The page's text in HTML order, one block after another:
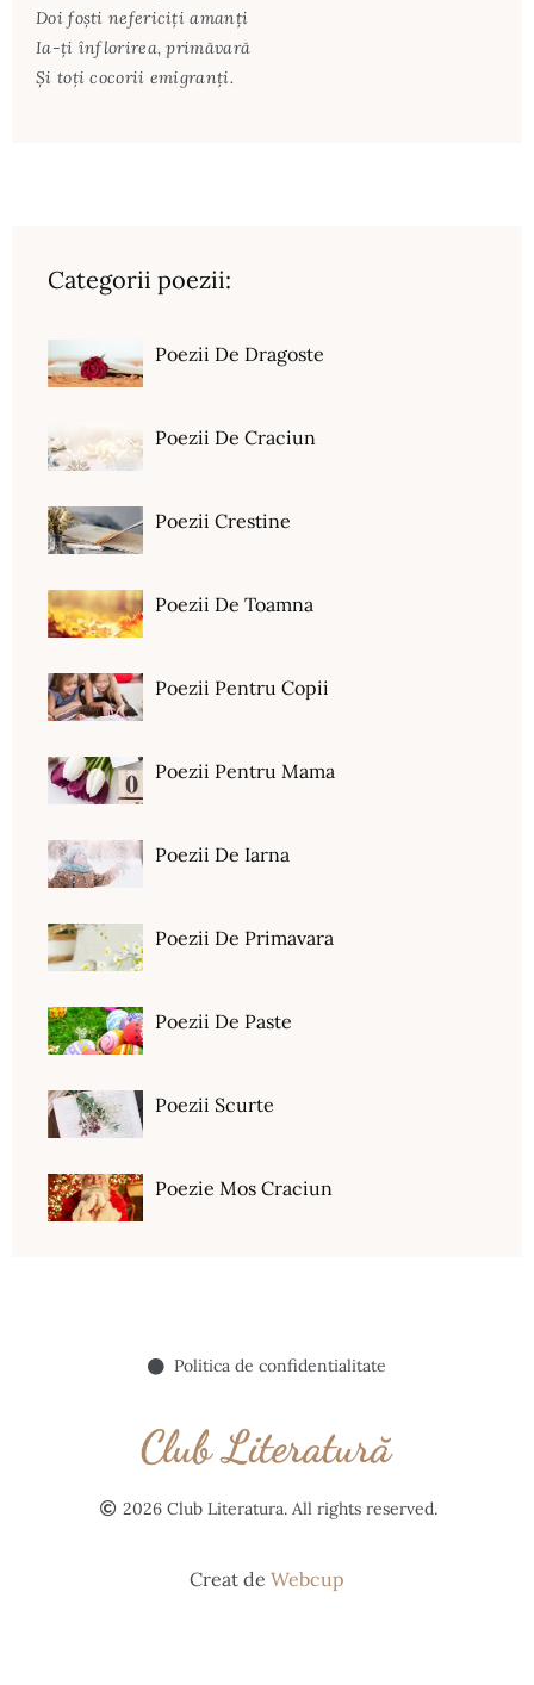
Doi foşti nefericiţi amanţi
Ia-ţi înflorirea, primăvară
Şi toţi cocorii emigranţi.
Categorii poezii:
Poezii De Dragoste
Poezii De Craciun
Poezii Crestine
Poezii De Toamna
Poezii Pentru Copii
Poezii Pentru Mama
Poezii De Iarna
Poezii De Primavara
Poezii De Paste
Poezii Scurte
Poezie Mos Craciun
Politica de confidentialitate
2026 Club Literatura. All rights reserved.
Creat de Webcup